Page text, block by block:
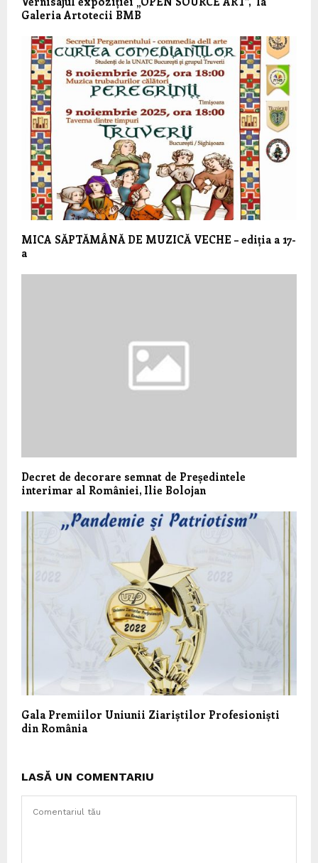
Galeria Artotecii BMB
MICA SĂPTĂMÂNĂ DE MUZICĂ VECHE – ediția a 17-
a
Decret de decorare semnat de Președintele
interimar al României, Ilie Bolojan
Gala Premiilor Uniunii Ziariștilor Profesioniști
din România
LASĂ UN COMENTARIU